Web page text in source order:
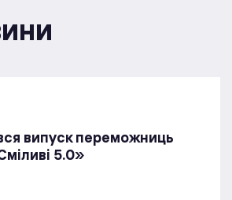
випуск переможниць
5.0»